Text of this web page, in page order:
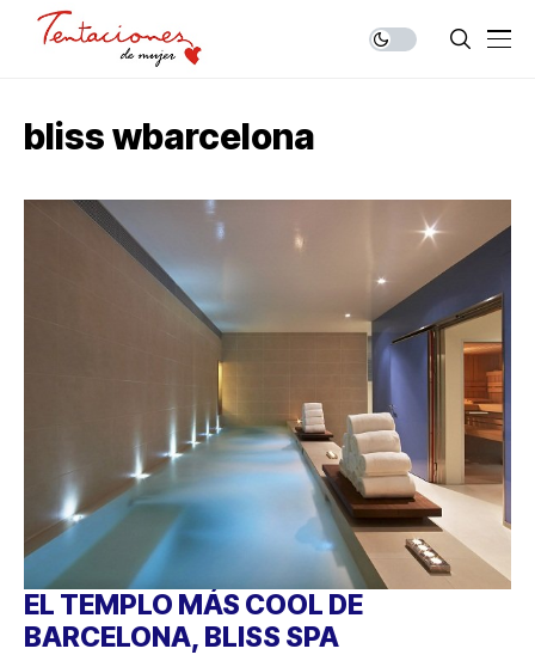
bliss wbarcelona
EL TEMPLO MÁS COOL DE
BARCELONA, BLISS SPA